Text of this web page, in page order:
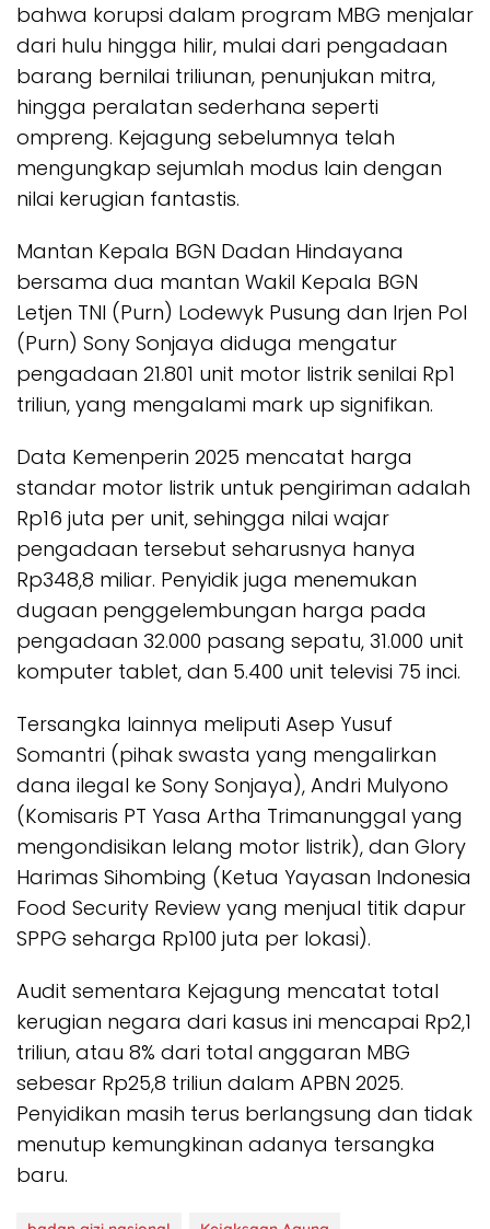
bahwa korupsi dalam program MBG menjalar
dari hulu hingga hilir, mulai dari pengadaan
barang bernilai triliunan, penunjukan mitra,
hingga peralatan sederhana seperti
ompreng. Kejagung sebelumnya telah
mengungkap sejumlah modus lain dengan
nilai kerugian fantastis.
Mantan Kepala BGN Dadan Hindayana
bersama dua mantan Wakil Kepala BGN
Letjen TNI (Purn) Lodewyk Pusung dan Irjen Pol
(Purn) Sony Sonjaya diduga mengatur
pengadaan 21.801 unit motor listrik senilai Rp1
triliun, yang mengalami mark up signifikan.
Data Kemenperin 2025 mencatat harga
standar motor listrik untuk pengiriman adalah
Rp16 juta per unit, sehingga nilai wajar
pengadaan tersebut seharusnya hanya
Rp348,8 miliar. Penyidik juga menemukan
dugaan penggelembungan harga pada
pengadaan 32.000 pasang sepatu, 31.000 unit
komputer tablet, dan 5.400 unit televisi 75 inci.
Tersangka lainnya meliputi Asep Yusuf
Somantri (pihak swasta yang mengalirkan
dana ilegal ke Sony Sonjaya), Andri Mulyono
(Komisaris PT Yasa Artha Trimanunggal yang
mengondisikan lelang motor listrik), dan Glory
Harimas Sihombing (Ketua Yayasan Indonesia
Food Security Review yang menjual titik dapur
SPPG seharga Rp100 juta per lokasi).
Audit sementara Kejagung mencatat total
kerugian negara dari kasus ini mencapai Rp2,1
triliun, atau 8% dari total anggaran MBG
sebesar Rp25,8 triliun dalam APBN 2025.
Penyidikan masih terus berlangsung dan tidak
menutup kemungkinan adanya tersangka
baru.